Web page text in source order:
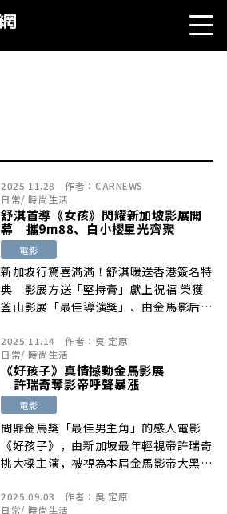
2025.11.28 作者： CARNEWS
日常/時尚生活
舒淇首導《女孩》閃耀新加坡影展開
幕 攜9m88、白小櫻星光齊聚
電影
新加坡行驚喜滿滿！舒淇暖送香港簽名特
典 影展方送「堅持膏」獻上祝福 榮獲
釜山影展「最佳導演獎」、由金馬影后舒
2025.11.14 作者： 吳 定原
日常/時尚生活
《好孩子》真情撼動金馬影展
許瑞奇奪影帝呼聲暴漲
電影
問鼎金馬獎「最佳男主角」的感人電影
《好孩子》，由新加坡最年輕視帝許瑞奇
挑大樑主演，被視為本屆金馬影帝大黑
2025.09.03 作者： 吳 定原
日常/時尚生活